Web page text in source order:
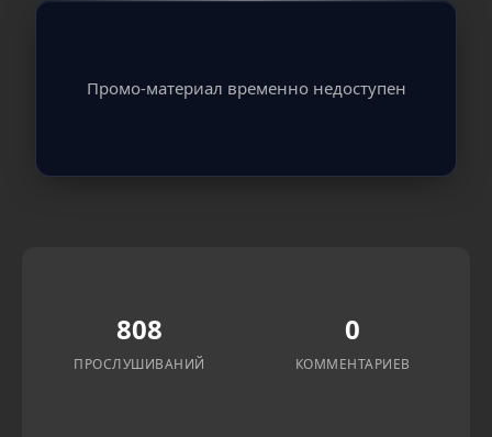
Промо-материал временно недоступен
808
ПРОСЛУШИВАНИЙ
0
КОММЕНТАРИЕВ